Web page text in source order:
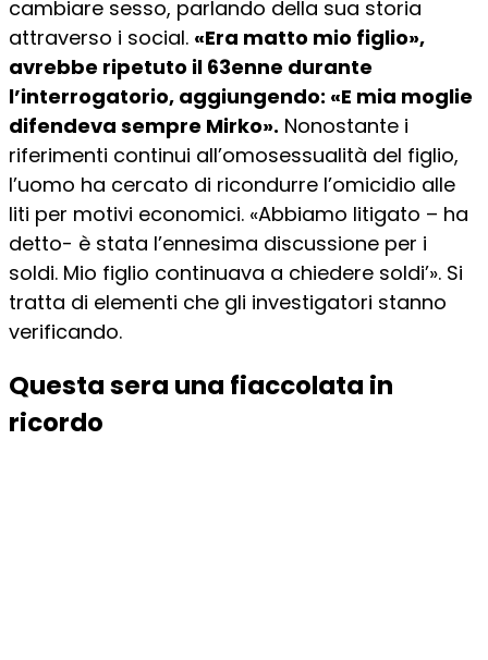
cambiare sesso, parlando della sua storia
attraverso i social. «Era matto mio figlio»,
avrebbe ripetuto il 63enne durante
l’interrogatorio, aggiungendo: «E mia moglie
difendeva sempre Mirko». Nonostante i
riferimenti continui all’omosessualità del figlio,
l’uomo ha cercato di ricondurre l’omicidio alle
liti per motivi economici. «Abbiamo litigato – ha
detto- è stata l’ennesima discussione per i
soldi. Mio figlio continuava a chiedere soldi’». Si
tratta di elementi che gli investigatori stanno
verificando.
Questa sera una fiaccolata in
ricordo